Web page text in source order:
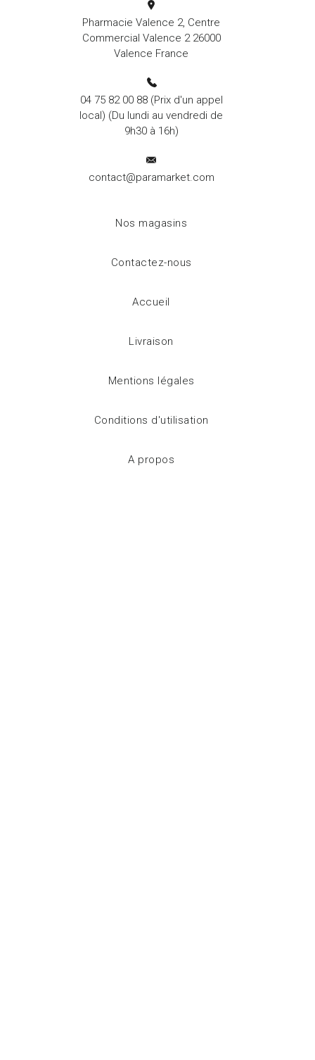
Pharmacie Valence 2, Centre
Commercial Valence 2 26000
Valence France
04 75 82 00 88(Prix d'un appel
local) (Du lundi au vendredi de
9h30 à 16h)
contact@paramarket.com
Nos magasins
Contactez-nous
Accueil
Livraison
Mentions légales
Conditions d'utilisation
A propos